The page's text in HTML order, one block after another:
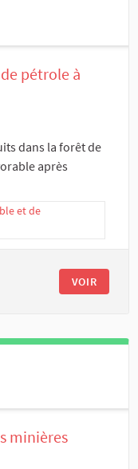
pétrole à
dans la forêt de
après
et de
VOIR
minières